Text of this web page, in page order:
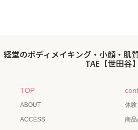
経堂のボディメイキング・小顔・肌
TAE【世田谷】
TOP
ABOUT
ACCESS
体験
商